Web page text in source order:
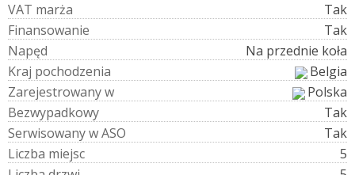
VAT marża
Tak
Finansowanie
Tak
Napęd
Na przednie koła
Kraj pochodzenia
Belgia
Zarejestrowanyw
Polska
Bezwypadkowy
Tak
SerwisowanywASO
Tak
Liczba miejsc
5